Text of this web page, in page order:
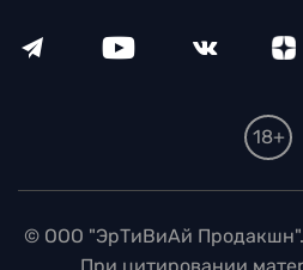
18+
© ООО "ЭрТиВиАй